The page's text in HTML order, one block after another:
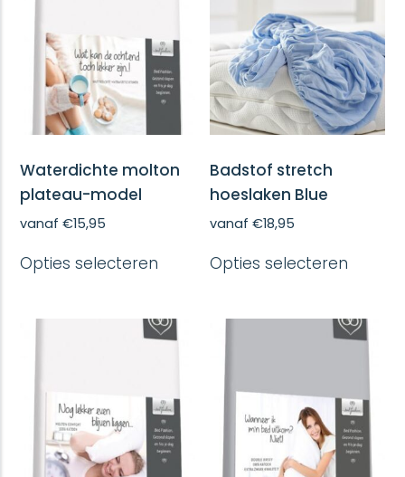
Waterdichte molton
plateau-model
vanaf€15,95
Opties selecteren product
variaties.
Deze
worden
op
de
productpagina
Badstof stretch
hoeslaken Blue
vanaf€18,95
Opties selecteren
Deze
op
de